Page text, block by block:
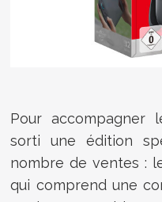
Pour accompagner
sorti une édition
nombre de ventes :
qui comprend une